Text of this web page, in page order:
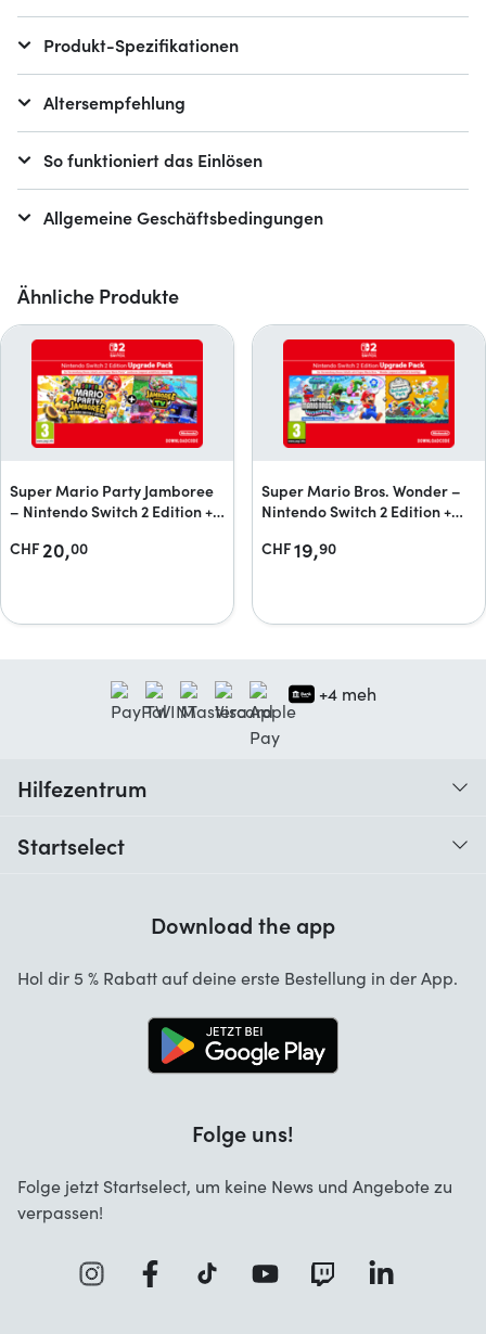
Ähnliche Produkte
Super Mario Party Jamboree
– Nintendo Switch 2 Edition +
Upgrade Pack
CHF 20,00
Super Mario Bros. Wonder –
Nintendo Switch 2 Edition +
Upgrade Pack
CHF19,90
Produkt-Spezifikationen
Altersempfehlung
So funktioniert das Einlösen
Allgemeine Geschäftsbedingungen
+4 meh
Hilfezentrum
Startselect
Startselect App
Download the app
Hol dir 5 % Rabatt auf deine erste Bestellung in der App.
Folge uns!
Folge jetzt Startselect, um keine News und Angebote zu
verpassen!